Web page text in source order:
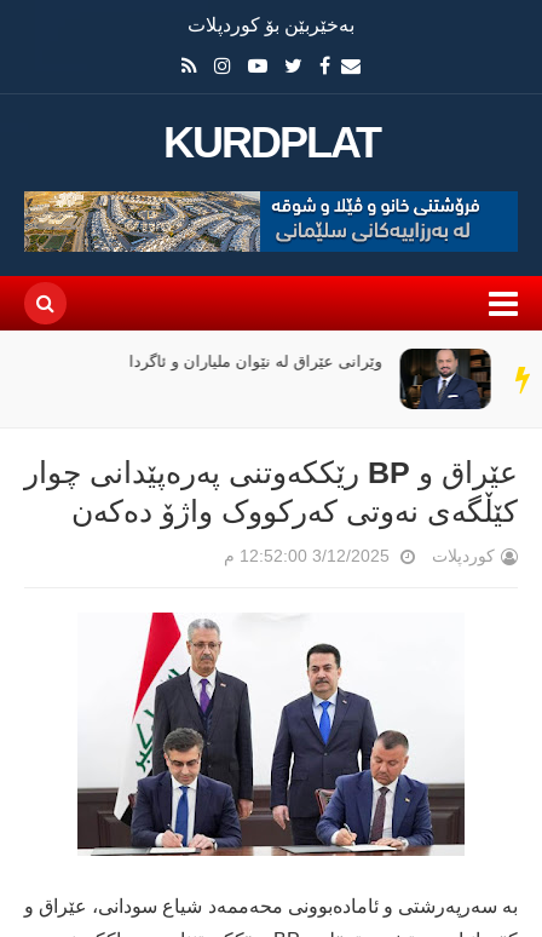
بەخێربێن بۆ کوردپلات
KURDPLAT
سەر
دێڕ
وێرانی عێراق لە نێوان ملیاران و ئاگردا
عێراق و BP رێککەوتنی پەرەپێدانی چوار
کێڵگەی نەوتی کەرکووک واژۆ دەکەن
کوردپلات 3/12/2025 12:52:00 م
بە سەرپەرشتی و ئامادەبوونی محەممەد شیاع سودانی، عێراق و